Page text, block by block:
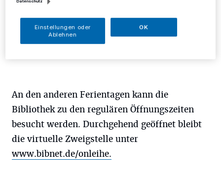
26.03.2018 , 10:37 Uhr
An den anderen Ferientagen kann die
Bibliothek zu den regulären Öffnungszeiten
besucht werden. Durchgehend geöffnet bleibt
die virtuelle Zweigstelle unter
www.bibnet.de/onleihe.
Einstellungen oder
Ablehnen
OK